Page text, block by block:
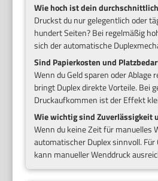
Wie hoch ist dein
Druckst du nur gelegentlich oder
hundert Seiten? Bei regelmäßig
sich der automatische
Sind Papierkosten und
Wenn du Geld sparen oder Ablage
bringt Duplex direkte Vorteile. Bei
Druckaufkommen ist der Effekt
Wie wichtig sind Zuverlässigkeit
Wenn du keine Zeit für manuelles
automatischer Duplex sinnvoll.
kann manueller Wenddruck